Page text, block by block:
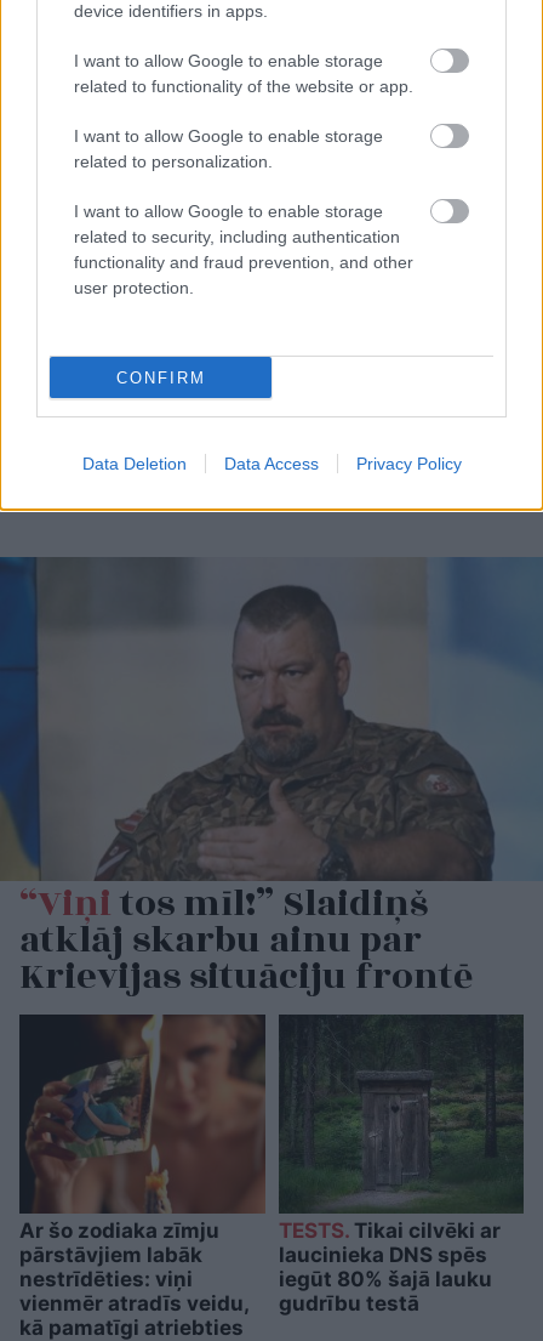
device identifiers in apps.
I want to allow Google to enable storage
related to functionality of the website or app.
I want to allow Google to enable storage
related to personalization.
I want to allow Google to enable storage
related to security, including authentication
functionality and fraud prevention, and other
user protection.
CONFIRM
Data Deletion Data Access Privacy Policy
“Viņitos mīl!” Slaidiņš
atklāj skarbu ainu par
Krievijas situāciju frontē
Ar šo zodiaka zīmju
pārstāvjiem labāk
nestrīdēties: viņi
vienmēr atradīs veidu,
kā pamatīgi atriebties
TESTS.Tikai cilvēki ar
laucinieka DNS spēs
iegūt 80% šajā lauku
gudrību testā